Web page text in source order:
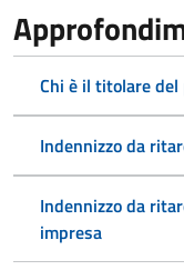
Chi è il titolare
Indennizzo da
Indennizzo da
impresa